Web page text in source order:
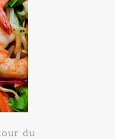
du